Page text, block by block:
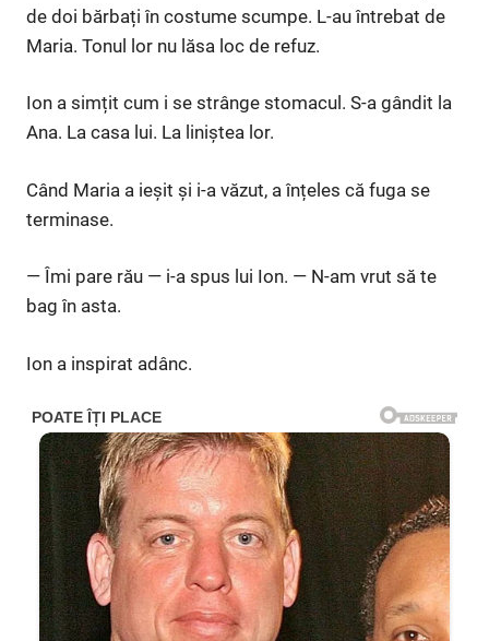
de doi bărbați în costume scumpe. L-au întrebat de
Maria. Tonul lor nu lăsa loc de refuz.
Ion a simțit cum i se strânge stomacul. S-a gândit la
Ana. La casa lui. La liniștea lor.
Când Maria a ieșit și i-a văzut, a înțeles că fuga se
terminase.
— Îmi pare rău — i-a spus lui Ion. — N-am vrut să te
bag în asta.
Ion a inspirat adânc.